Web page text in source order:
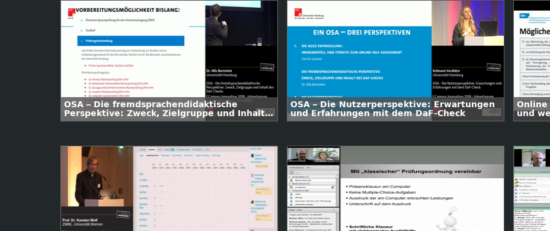
OSA – Die fremdsprachendidaktische
Perspektive: Zweck, Zielgruppe und Inhalt
des DaF-Checks
OSA – Die Nutzerperspektive: Erwartungen
und Erfahrungen mit dem DaF-Check
Online
und